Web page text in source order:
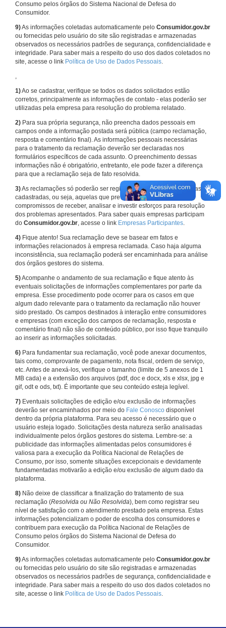
Consumo pelos órgãos do Sistema Nacional de Defesa do
Consumidor.
9)As informações coletadas automaticamente pelo Consumidor.gov.br
ou fornecidas pelo usuário do site são registradas e armazenadas
observados os necessários padrões de segurança, confidencialidade e
integridade. Para saber mais a respeito do uso dos dados coletados no
site, acesse o link Política de Uso de Dados Pessoais.
,
1)Ao se cadastrar, verifique se todos os dados solicitados estão
corretos, principalmente as informações de contato - elas poderão ser
utilizadas pela empresa para resolução do problema relatado.
2) Para sua própria segurança, não preencha dados pessoais em
campos onde a informação postada será pública (campo reclamação,
resposta e comentário final). As informações pessoais necessárias
para o tratamento da reclamação deverão ser declaradas nos
formulários específicos de cada assunto. O preenchimento dessas
informações não é obrigatório, entretanto, ele pode fazer a diferença
para que a reclamação seja de fato resolvida.
3)As reclamações só poderão ser registradas em face de empresas
cadastradas, ou seja, aquelas que previamente assumiram
compromissos de receber, analisar e investir esforços para resolução
dos problemas apresentados. Para saber quais empresas participam
do Consumidor.gov.br, acesse o link Empresas Participantes.
4) Fique atento! Sua reclamação deve se basear em fatos e
informações relacionados à empresa reclamada. Caso haja alguma
inconsistência, sua reclamação poderá ser encaminhada para análise
dos órgãos gestores do sistema.
5)Acompanhe o andamento de sua reclamação e fique atento às
eventuais solicitações de informações complementares por parte da
empresa. Esse procedimento pode ocorrer para os casos em que
algum dado relevante para o tratamento da reclamação não houver
sido prestado. Os campos destinados à interação entre consumidores
e empresas (com exceção dos campos de reclamação, resposta e
comentário final) não são de conteúdo público, por isso fique tranquilo
ao inserir as informações solicitadas.
6) Para fundamentar sua reclamação, você pode anexar documentos,
tais como, comprovante de pagamento, nota fiscal, ordem de serviço,
etc. Antes de anexá-los, verifique o tamanho (limite de 5 anexos de 1
MB cada) e a extensão dos arquivos (pdf, doc e docx, xls e xlsx, jpg e
gif, odt e ods, txt). É importante que seu conteúdo esteja legível.
7) Eventuais solicitações de edição e/ou exclusão de informações
deverão ser encaminhados por meio do Fale Conosco disponível
dentro da própria plataforma. Para seu acesso é necessário que o
usuário esteja logado. Solicitações desta natureza serão analisadas
individualmente pelos órgãos gestores do sistema. Lembre-se: a
publicidade das informações alimentadas pelos consumidores é
valiosa para a execução da Política Nacional de Relações de
Consumo, por isso, somente situações excepcionais e devidamente
fundamentadas motivarão a edição e/ou exclusão de algum dado da
plataforma.
8) Não deixe de classificar a finalização do tratamento de sua
reclamação (Resolvida ou Não Resolvida), bem como registrar seu
nível de satisfação com o atendimento prestado pela empresa. Estas
informações potencializam o poder de escolha dos consumidores e
contribuem para execução da Política Nacional de Relações de
Consumo pelos órgãos do Sistema Nacional de Defesa do
Consumidor.
9)As informações coletadas automaticamente pelo Consumidor.gov.br
ou fornecidas pelo usuário do site são registradas e armazenadas
observados os necessários padrões de segurança, confidencialidade e
integridade. Para saber mais a respeito do uso dos dados coletados no
site, acesse o link Política de Uso de Dados Pessoais.